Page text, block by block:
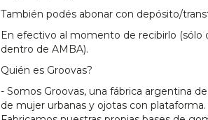
También podés abonar con depósito/
En efectivo al momento de recibirlo
dentro de AMBA).
Quién es Groovas?
- Somos Groovas, una fábrica argentina
de mujer urbanas y ojotas con